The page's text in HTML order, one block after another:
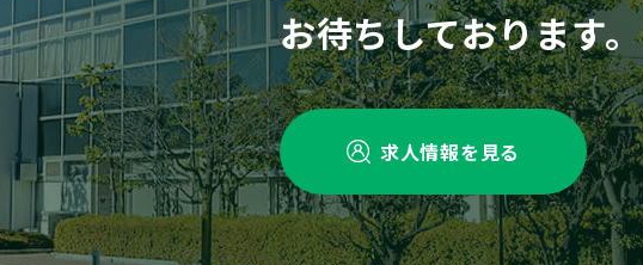
お待ちしております。
求人情報を見る